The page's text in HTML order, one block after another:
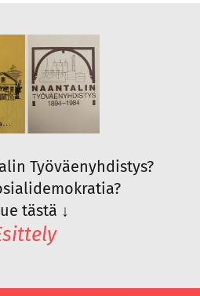
Työväenyhdistys?
tästä ↓